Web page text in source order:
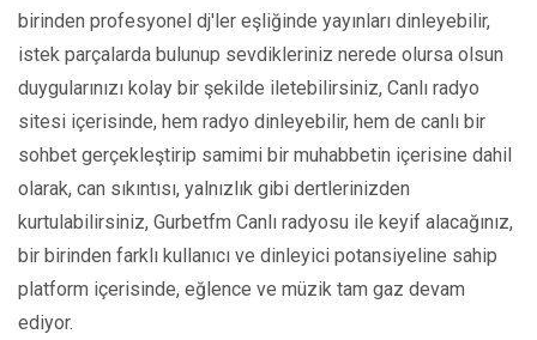
birinden profesyonel dj'ler eşliğinde yayınları dinleyebilir,
istek parçalarda bulunup sevdikleriniz nerede olursa olsun
duygularınızı kolay bir şekilde iletebilirsiniz, Canlı radyo
sitesi içerisinde, hem radyo dinleyebilir, hem de canlı bir
sohbet gerçekleştirip samimi bir muhabbetin içerisine dahil
olarak, can sıkıntısı, yalnızlık gibi dertlerinizden
kurtulabilirsiniz, Gurbetfm Canlı radyosu ile keyif alacağınız,
bir birinden farklı kullanıcı ve dinleyici potansiyeline sahip
platform içerisinde, eğlence ve müzik tam gaz devam
ediyor.